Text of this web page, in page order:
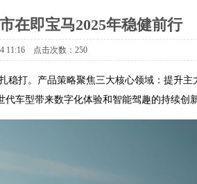
在即宝马2025年稳健前行
11:16 点击次数：250
稳打。产品策略聚焦三大核心领域：提升主
车型带来数字化体验和智能驾趣的持续创新